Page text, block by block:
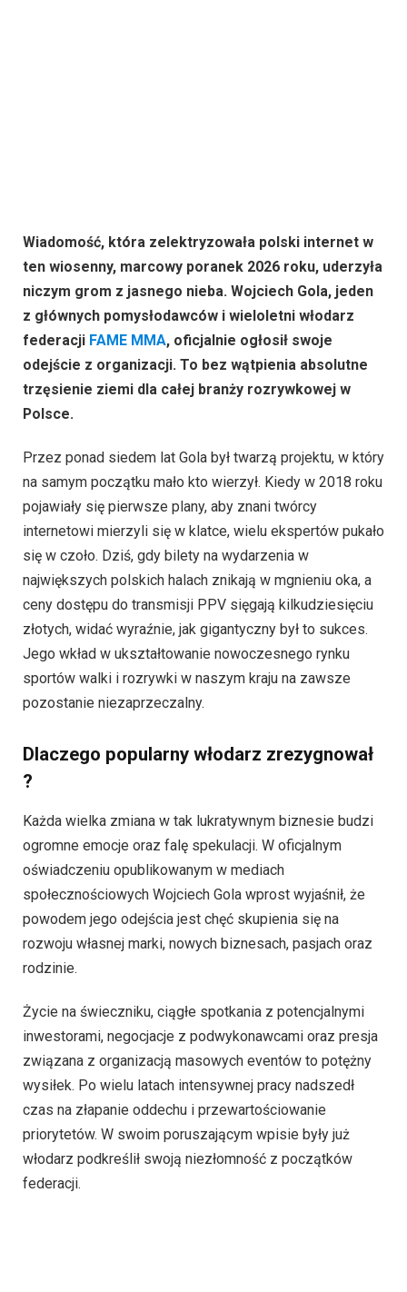
Wiadomość, która zelektryzowała polski internet w
ten wiosenny, marcowy poranek 2026 roku, uderzyła
niczym grom z jasnego nieba. Wojciech Gola, jeden
z głównych pomysłodawców i wieloletni włodarz
federacji FAME MMA, oficjalnie ogłosił swoje
odejście z organizacji. To bez wątpienia absolutne
trzęsienie ziemi dla całej branży rozrywkowej w
Polsce.
Przez ponad siedem lat Gola był twarzą projektu, w który
na samym początku mało kto wierzył. Kiedy w 2018 roku
pojawiały się pierwsze plany, aby znani twórcy
internetowi mierzyli się w klatce, wielu ekspertów pukało
się w czoło. Dziś, gdy bilety na wydarzenia w
największych polskich halach znikają w mgnieniu oka, a
ceny dostępu do transmisji PPV sięgają kilkudziesięciu
złotych, widać wyraźnie, jak gigantyczny był to sukces.
Jego wkład w ukształtowanie nowoczesnego rynku
sportów walki i rozrywki w naszym kraju na zawsze
pozostanie niezaprzeczalny.
Dlaczego popularny włodarz zrezygnował
?
Każda wielka zmiana w tak lukratywnym biznesie budzi
ogromne emocje oraz falę spekulacji. W oficjalnym
oświadczeniu opublikowanym w mediach
społecznościowych Wojciech Gola wprost wyjaśnił, że
powodem jego odejścia jest chęć skupienia się na
rozwoju własnej marki, nowych biznesach, pasjach oraz
rodzinie.
Życie na świeczniku, ciągłe spotkania z potencjalnymi
inwestorami, negocjacje z podwykonawcami oraz presja
związana z organizacją masowych eventów to potężny
wysiłek. Po wielu latach intensywnej pracy nadszedł
czas na złapanie oddechu i przewartościowanie
priorytetów. W swoim poruszającym wpisie były już
włodarz podkreślił swoją niezłomność z początków
federacji.